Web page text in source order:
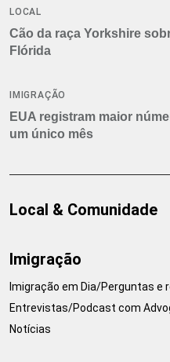
LOCAL
Cão da raça Yorkshire
Flórida
IMIGRAÇÃO
EUA registram maior
um único mês
Local & Comunidade
Imigração
Imigração em Dia/Perguntas e
Entrevistas/Podcast com
Notícias